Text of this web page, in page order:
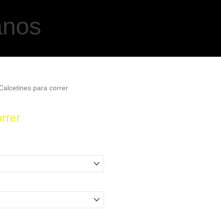
para correr